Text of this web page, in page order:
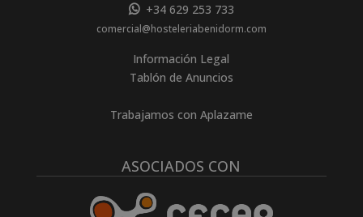
+34 629 253 733
comercial@hosteleriabenidorm.com
Información Legal
Tablón de Anuncios
Trabajamos con Aplazame
ASOCIADOS CON